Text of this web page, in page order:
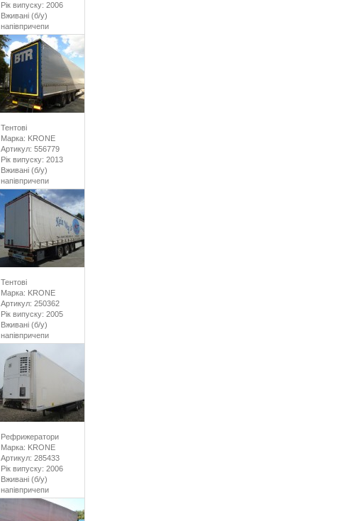
Рік випуску: 2006
Вживані (б/у)
напівпричепи
Тентові
Марка: KRONE
Артикул: 556779
Рік випуску: 2013
Вживані (б/у)
напівпричепи
Тентові
Марка: KRONE
Артикул: 250362
Рік випуску: 2005
Вживані (б/у)
напівпричепи
Рефрижератори
Марка: KRONE
Артикул: 285433
Рік випуску: 2006
Вживані (б/у)
напівпричепи